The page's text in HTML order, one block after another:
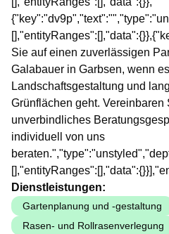
Sie auf einen zuverlässigen
Galabauer in Garbsen, wenn
Landschaftsgestaltung und
Grünflächen geht. Vereinbaren
unverbindliches
individuell von uns
Dienstleistungen:
Gartenplanung und -gestaltung
Rasen- und Rollrasenverlegung